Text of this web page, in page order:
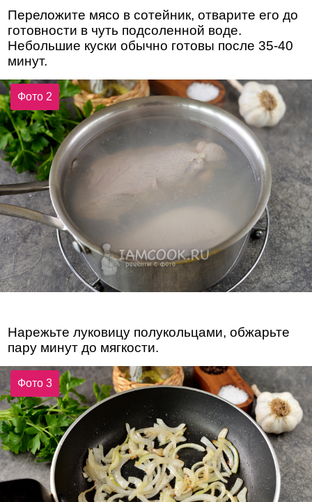
Переложите мясо в сотейник, отварите его до
готовности в чуть подсоленной воде.
Небольшие куски обычно готовы после 35-40
минут.
Фото 2
Нарежьте луковицу полукольцами, обжарьте
пару минут до мягкости.
Фото 3